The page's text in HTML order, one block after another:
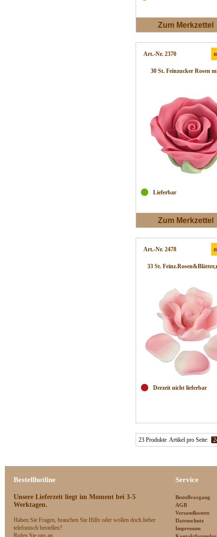
Zum Merkzettel
Art.-Nr. 2370
30 St. Feinzucker Rosen
Lieferbar
Zum Merkzettel
Art.-Nr. 2478
33 St.
Derzeit nicht lieferbar
23 Produkte Artikel pro Seite:
Bestellhotline
Unsere Lieferzeit liegt im Moment bei 3-5
Werktagen.
Haben Sie Fragen, brauchen Sie Hilfe oder wollen doch lieber
telefonisch bestellen?
Rufen Sie uns an.
Service
Bestellvorgang
AGB
Versandkosten
Datenschutz
Impressum